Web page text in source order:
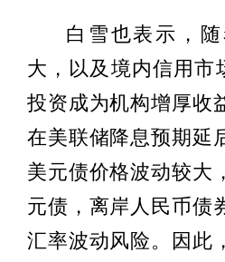
白雪也表示，
大，以及境内信用市
投资成为机构增厚收
在美联储降息预期延
美元债价格波动较大
元债，离岸人民币债
汇率波动风险。因此